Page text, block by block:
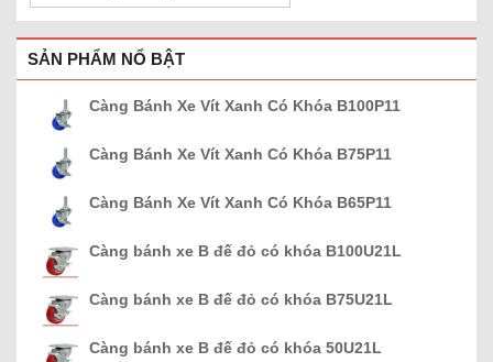
SẢN PHẨM NỔ BẬT
Càng Bánh Xe Vít Xanh Có Khóa B100P11
Càng Bánh Xe Vít Xanh Có Khóa B75P11
Càng Bánh Xe Vít Xanh Có Khóa B65P11
Càng bánh xe B đế đỏ có khóa B100U21L
Càng bánh xe B đế đỏ có khóa B75U21L
Càng bánh xe B đế đỏ có khóa 50U21L